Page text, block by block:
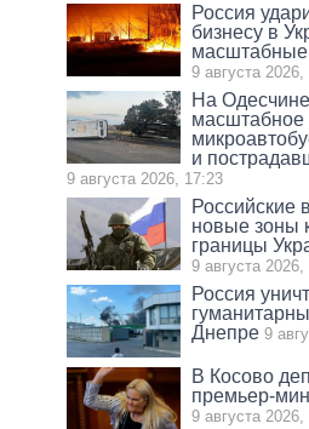
Россия
бизнесу в
9 августа
На
масштабное
и
9 августа 2026, 17:23
Российские
новые зоны
границы
9 августа
Россия
Днепре 9
В Косово
премьер-
9 августа